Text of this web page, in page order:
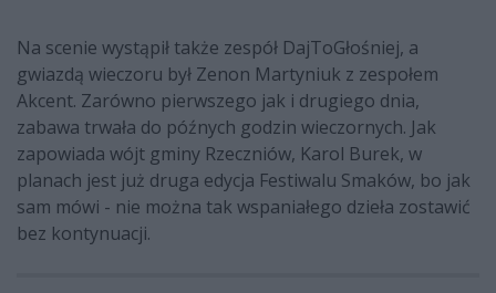
Na scenie wystąpił także zespół DajToGłośniej, a
gwiazdą wieczoru był Zenon Martyniuk z zespołem
Akcent. Zarówno pierwszego jak i drugiego dnia,
zabawa trwała do późnych godzin wieczornych. Jak
zapowiada wójt gminy Rzeczniów, Karol Burek, w
planach jest już druga edycja Festiwalu Smaków, bo jak
sam mówi - nie można tak wspaniałego dzieła zostawić
bez kontynuacji.